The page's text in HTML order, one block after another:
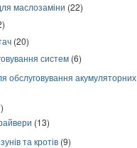
маслозаміни (22)
(20)
систем (6)
обслуговування акумуляторних
(13)
та кротів (9)